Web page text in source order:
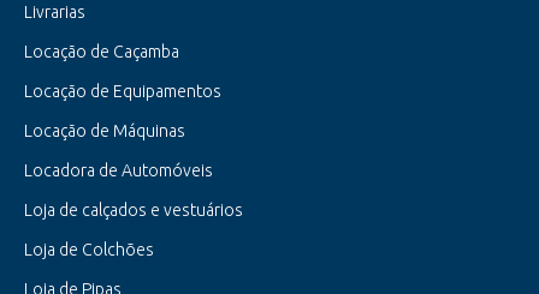
Livrarias
Locação de Caçamba
Locação de Equipamentos
Locação de Máquinas
Locadora de Automóveis
Loja de calçados e vestuários
Loja de Colchões
Loja de Pipas